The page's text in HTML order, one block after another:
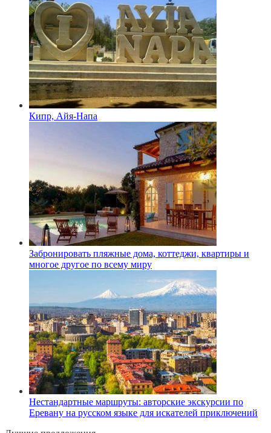
Кипр, Айя-Напа
Забронировать пляжные дома, коттеджи, квартиры и
многое другое по всему миру
Нестандартные маршруты: авторские экскурсии по
Еревану на русском языке для искателей приключений